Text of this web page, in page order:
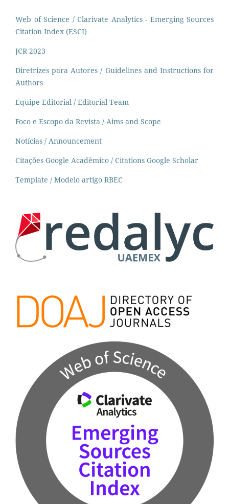
Web of Science / Clarivate Analytics - Emerging Sources
Citation Index (ESCI)
JCR 2023
Diretrizes para Autores / Guidelines and Instructions for
Authors
Equipe Editorial / Editorial Team
Foco e Escopo da Revista / Aims and Scope
Notícias / Announcement
Citações Google Acadêmico / Citations Google Scholar
Template / Modelo artigo RBEC